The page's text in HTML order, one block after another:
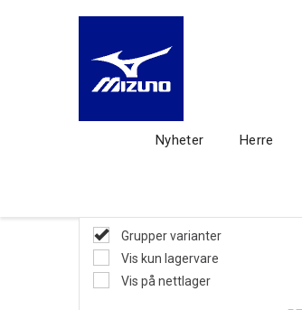
Nyheter Herre
Grupper varianter
Vis kun lagervare
Vis på nettlager